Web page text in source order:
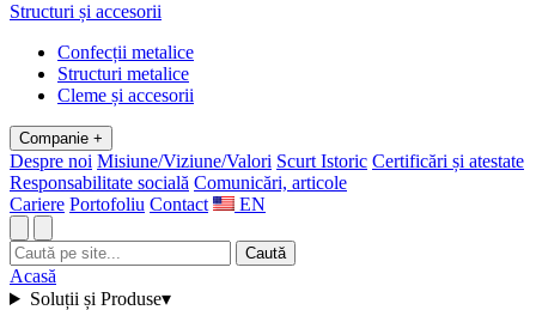
Structuri și accesorii
Confecții metalice
Structuri metalice
Cleme și accesorii
Companie +
Despre noi Misiune/Viziune/Valori Scurt Istoric Certificări și atestate
Responsabilitate socială Comunicări, articole
Cariere Portofoliu Contact EN
Caută
Acasă
Soluții și Produse▾